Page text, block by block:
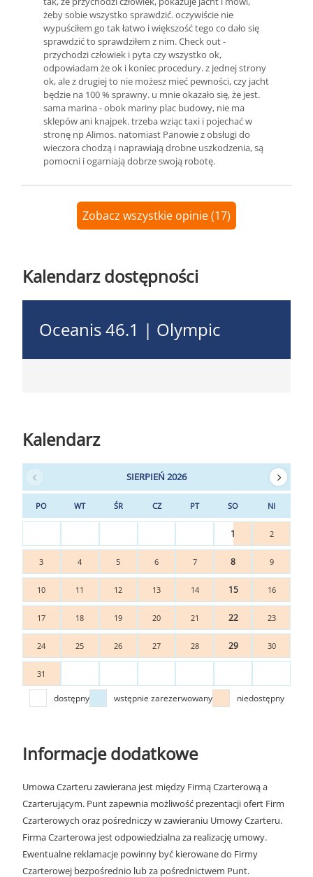
żeby sobie wszystko sprawdzić. oczywiście nie
wypuściłem go tak łatwo i większość tego co dało się
sprawdzić to sprawdziłem z nim. Check out -
przychodzi człowiek i pyta czy wszystko ok,
odpowiadam że ok i koniec procedury. z jednej strony
ok, ale z drugiej to nie możesz mieć pewności, czy jacht
będzie na 100 % sprawny. u mnie okazało się, że jest.
sama marina - obok mariny plac budowy, nie ma
sklepów ani knajpek. trzeba wziąc taxi i pojechać w
stronę np Alimos. natomiast Panowie z obsługi do
wieczora chodzą i naprawiają drobne uszkodzenia, są
pomocni i ogarniają dobrze swoją robotę.
Zobacz wszystkie opinie (17)
Kalendarz dostępności
Oceanis 46.1 | Olympic
Kalendarz
SIERPIEŃ 2026
PO WT ŚR CZ PT SO NI
1 2
3 4 5 6 7 8 9
10 11 12 13 14 15 16
17 18 19 20 21 22 23
24 25 26 27 28 29 30
31
dostępny wstępnie zarezerwowany niedostępny
Informacje dodatkowe
Umowa Czarteru zawierana jest między Firmą Czarterową a
Czarterującym. Punt zapewnia możliwość prezentacji ofert Firm
Czarterowych oraz pośredniczy w zawieraniu Umowy Czarteru.
Firma Czarterowa jest odpowiedzialna za realizację umowy.
Ewentualne reklamacje powinny być kierowane do Firmy
Czarterowej bezpośrednio lub za pośrednictwem Punt.